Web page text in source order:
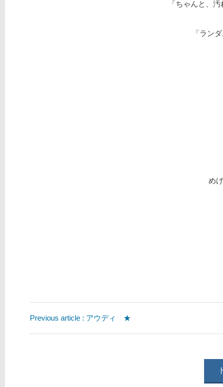
「ちゃんと、
「ラン
め
Previous article : アウディ ★